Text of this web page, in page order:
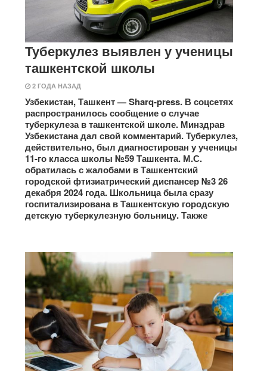
Туберкулез выявлен у ученицы
ташкентской школы
2 ГОДА НАЗАД
Узбекистан, Ташкент — Sharq-press. В соцсетях
распространилось сообщение о случае
туберкулеза в ташкентской школе. Минздрав
Узбекистана дал свой комментарий. Туберкулез,
действительно, был диагностирован у ученицы
11-го класса школы №59 Ташкента. М.С.
обратилась с жалобами в Ташкентский
городской фтизиатрический диспансер №3 26
декабря 2024 года. Школьница была сразу
госпитализирована в Ташкентскую городскую
детскую туберкулезную больницу. Также